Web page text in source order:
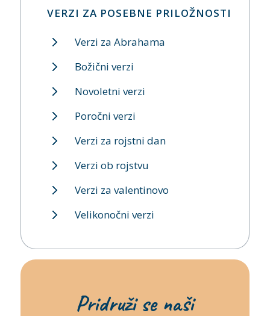
VERZI ZA POSEBNE PRILOŽNOSTI
Verzi za Abrahama
Božični verzi
Novoletni verzi
Poročni verzi
Verzi za rojstni dan
Verzi ob rojstvu
Verzi za valentinovo
Velikonočni verzi
Pridruži se naši